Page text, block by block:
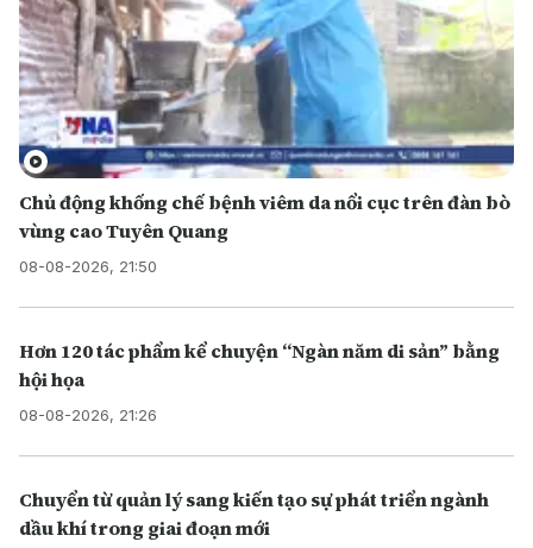
Chủ động khống chế bệnh viêm da nổi cục trên đàn bò
vùng cao Tuyên Quang
08-08-2026, 21:50
Hơn 120 tác phẩm kể chuyện “Ngàn năm di sản” bằng
hội họa
08-08-2026, 21:26
Chuyển từ quản lý sang kiến tạo sự phát triển ngành
dầu khí trong giai đoạn mới